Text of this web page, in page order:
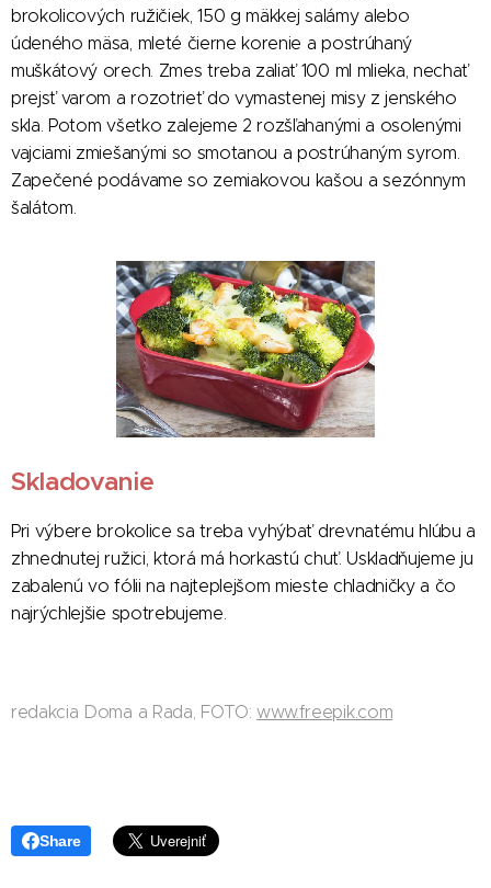
brokolicových ružičiek, 150 g mäkkej salámy alebo
údeného mäsa, mleté čierne korenie a postrúhaný
muškátový orech. Zmes treba zaliať 100 ml mlieka, nechať
prejsť varom a rozotrieť do vymastenej misy z jenského
skla. Potom všetko zalejeme 2 rozšľahanými a osolenými
vajciami zmiešanými so smotanou a postrúhaným syrom.
Zapečené podávame so zemiakovou kašou a sezónnym
šalátom.
Skladovanie
Pri výbere brokolice sa treba vyhýbať drevnatému hlúbu a
zhnednutej ružici, ktorá má horkastú chuť. Uskladňujeme ju
zabalenú vo fólii na najteplejšom mieste chladničky a čo
najrýchlejšie spotrebujeme.
redakcia Doma a Rada, FOTO:www.freepik.com
Share